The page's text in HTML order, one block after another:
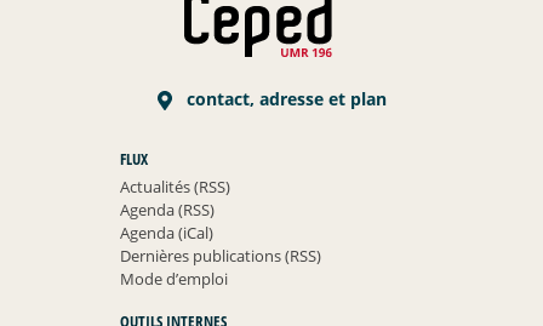
contact, adresse et plan
FLUX
Actualités (RSS)
Agenda (RSS)
Agenda (iCal)
Dernières publications (RSS)
Mode d’emploi
OUTILS INTERNES